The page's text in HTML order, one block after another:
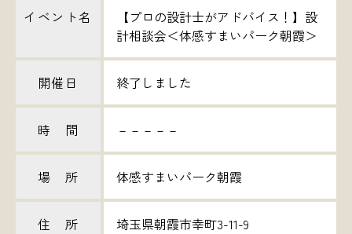
イベント名
【プロの設計士がアドバイス！】設
計相談会＜体感すまいパーク朝霞＞
開催日 終了しました
時 間 －－－－－
場 所 体感すまいパーク朝霞
住 所 埼玉県朝霞市幸町3-11-9